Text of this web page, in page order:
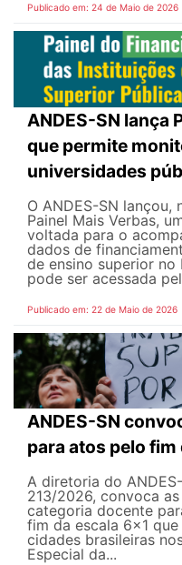
Publicado em: 24 de Maio de 2026
ANDES-SN lança
que permite
universidades
O ANDES-SN
Painel Mais Verbas,
voltada para o
dados de
de ensino superior no
pode ser acessada
Publicado em: 22 de Maio de 2026
ANDES-SN
para atos pelo fim
A diretoria do
213/2026, convoca
categoria docente
fim da escala 6x1
cidades brasileiras
Especial da...